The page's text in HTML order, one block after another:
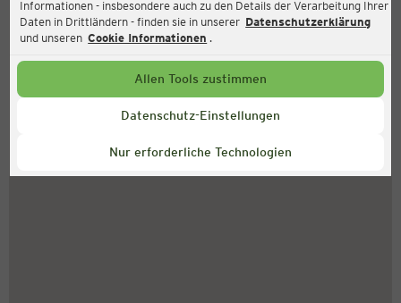
Informationen - insbesondere auch zu den Details der Verarbeitung Ihrer
Daten in Drittländern - finden sie in unserer Datenschutzerklärung
und unseren Cookie Informationen .
Allen Tools zustimmen
Datenschutz-Einstellungen
Nur erforderliche Technologien